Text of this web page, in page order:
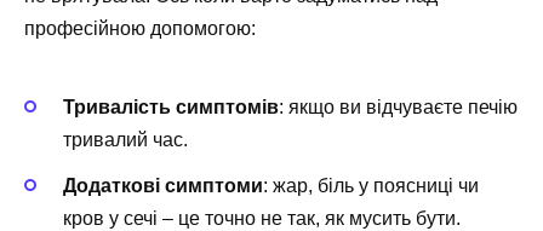
професійною допомогою:
Тривалість симптомів: якщо ви відчуваєте печію
тривалий час.
Додаткові симптоми: жар, біль у поясниці чи
кров у сечі – це точно не так, як мусить бути.